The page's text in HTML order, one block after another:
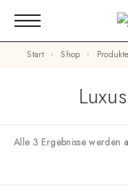
Start Shop
Alle 3 Ergebnisse werden